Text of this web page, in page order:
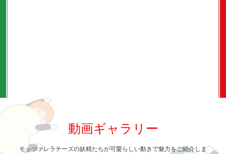
動画ギャラリー
モッツァレラチーズの妖精たちが可愛らしい動きで魅力をご紹介しま